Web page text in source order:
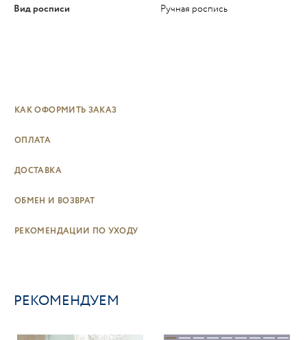
Вид росписи
Ручная роспись
КАК ОФОРМИТЬ ЗАКАЗ
ОПЛАТА
ДОСТАВКА
ОБМЕН И ВОЗВРАТ
РЕКОМЕНДАЦИИ ПО УХОДУ
РЕКОМЕНДУЕМ